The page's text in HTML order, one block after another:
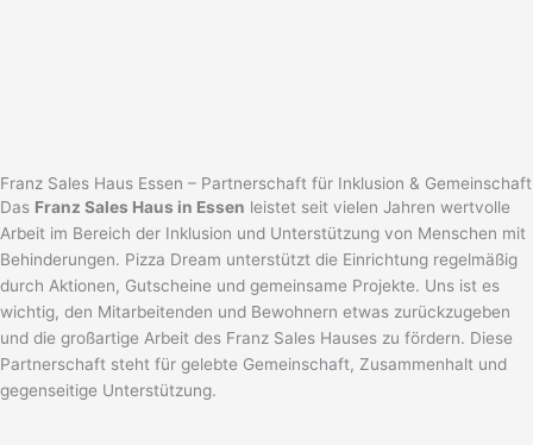
Franz Sales Haus Essen – Partnerschaft für Inklusion & Gemeinschaft
Das Franz Sales Haus in Essen leistet seit vielen Jahren wertvolle
Arbeit im Bereich der Inklusion und Unterstützung von Menschen mit
Behinderungen. Pizza Dream unterstützt die Einrichtung regelmäßig
durch Aktionen, Gutscheine und gemeinsame Projekte. Uns ist es
wichtig, den Mitarbeitenden und Bewohnern etwas zurückzugeben
und die großartige Arbeit des Franz Sales Hauses zu fördern. Diese
Partnerschaft steht für gelebte Gemeinschaft, Zusammenhalt und
gegenseitige Unterstützung.